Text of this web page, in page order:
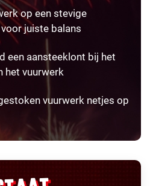
op een stevige
juiste balans
een aansteeklont bij het
het vuurwerk
vuurwerk netjes op